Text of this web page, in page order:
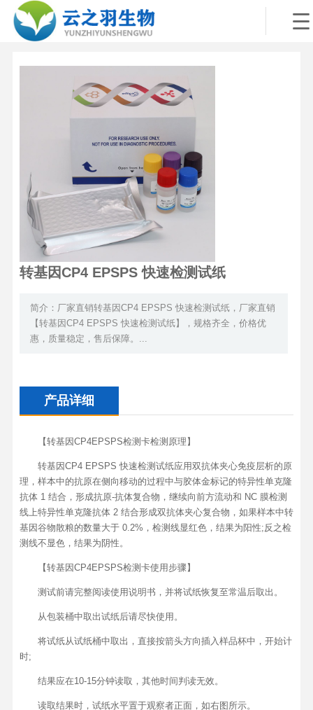
转基因CP4 EPSPS 快速检测试纸
简介：厂家直销转基因CP4 EPSPS 快速检测试纸，厂家直销
【转基因CP4 EPSPS 快速检测试纸】，规格齐全，价格优
惠，质量稳定，售后保障。...
产品详细
【转基因CP4EPSPS检测卡检测原理】
转基因CP4 EPSPS 快速检测试纸应用双抗体夹心免疫层析的原
理，样本中的抗原在侧向移动的过程中与胶体金标记的特异性单克隆
抗体 1 结合，形成抗原-抗体复合物，继续向前方流动和 NC 膜检测
线上特异性单克隆抗体 2 结合形成双抗体夹心复合物，如果样本中转
基因谷物散粮的数量大于 0.2%，检测线显红色，结果为阳性;反之检
测线不显色，结果为阴性。
【转基因CP4EPSPS检测卡使用步骤】
测试前请完整阅读使用说明书，并将试纸恢复至常温后取出。
从包装桶中取出试纸后请尽快使用。
将试纸从试纸桶中取出，直接按箭头方向插入样品杯中，开始计
时;
结果应在10-15分钟读取，其他时间判读无效。
读取结果时，试纸水平置于观察者正面，如右图所示。